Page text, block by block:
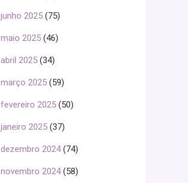
junho 2025 (75)
maio 2025 (46)
abril 2025 (34)
março 2025 (59)
fevereiro 2025 (50)
janeiro 2025 (37)
dezembro 2024(74)
novembro 2024(58)